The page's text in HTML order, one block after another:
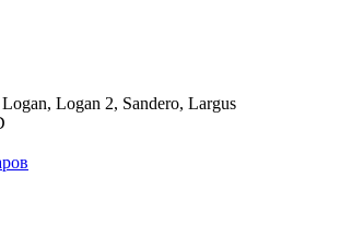
Logan 2, Sandero, Largus